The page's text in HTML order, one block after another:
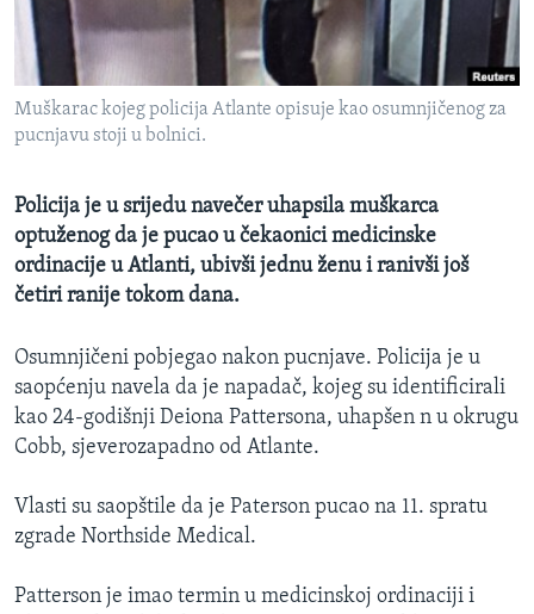
MAGAZIN
O GLASU AMERIKE
Learning English
PRATITE NAS
Jezici
Muškarac kojeg policija Atlante opisuje kao osumnjičenog za
pucnjavu stoji u bolnici.
Policija je u srijedu navečer uhapsila muškarca
optuženog da je pucao u čekaonici medicinske
ordinacije u Atlanti, ubivši jednu ženu i ranivši još
četiri ranije tokom dana.
Osumnjičeni pobjegao nakon pucnjave. Policija je u
saopćenju navela da je napadač, kojeg su identificirali
kao 24-godišnji Deiona Pattersona, uhapšen n u okrugu
Cobb, sjeverozapadno od Atlante.
Vlasti su saopštile da je Paterson pucao na 11. spratu
zgrade Northside Medical.
Patterson je imao termin u medicinskoj ordinaciji i